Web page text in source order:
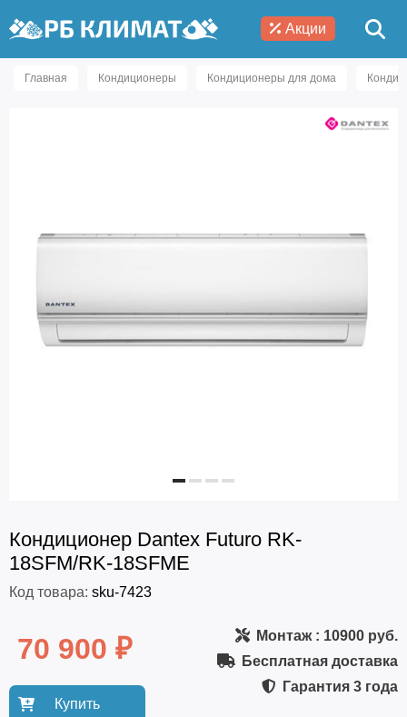
Акции
Главная Кондиционеры Кондиционеры для дома
Кондиционер Dantex Futuro RK-
18SFM/RK-18SFME
Код товара: sku-7423
70 900 ₽
Купить
Монтаж: 10900 руб.
Бесплатная доставка
Гарантия 3 года